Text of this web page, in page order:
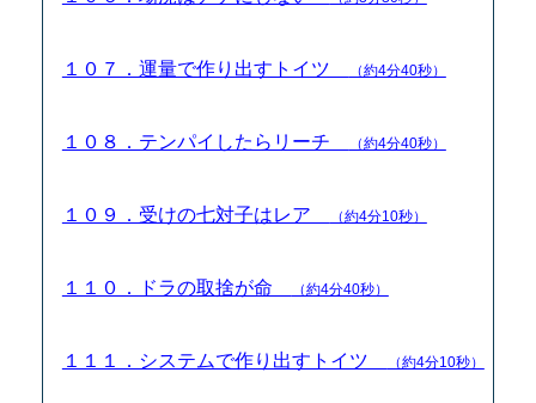
１０７．運量で作り出すトイツ （約4分40秒）
１０８．テンパイしたらリーチ （約4分40秒）
１０９．受けの七対子はレア （約4分10秒）
１１０．ドラの取捨が命 （約4分40秒）
１１１．システムで作り出すトイツ （約4分10秒）